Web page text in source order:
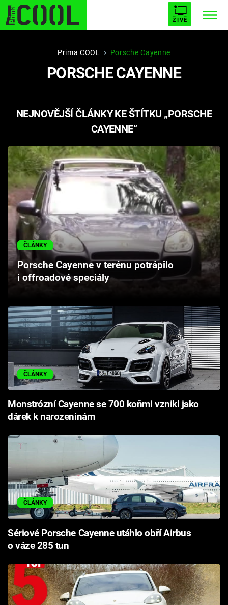
ŽIVĚ
STARHOUSE BUFFY, PŘEMOŽITELKA UPÍRŮ
PLNEJ KOTEL AVENGERS 5
Filmy
Seriály
Hry
Cool Esport
Pořady
Sledujte prima+
Přihlášení
Sledujte nás
Prima COOL Porsche Cayenne
PORSCHE CAYENNE
NEJNOVĚJŠÍ ČLÁNKY KE ŠTÍTKU „PORSCHE
CAYENNE“
ČLÁNKY
Porsche Cayenne v terénu potrápilo
i offroadové speciály
ČLÁNKY
Monstrózní Cayenne se 700 koňmi vznikl jako
dárek k narozeninám
ČLÁNKY
Sériové Porsche Cayenne utáhlo obří Airbus
o váze 285 tun